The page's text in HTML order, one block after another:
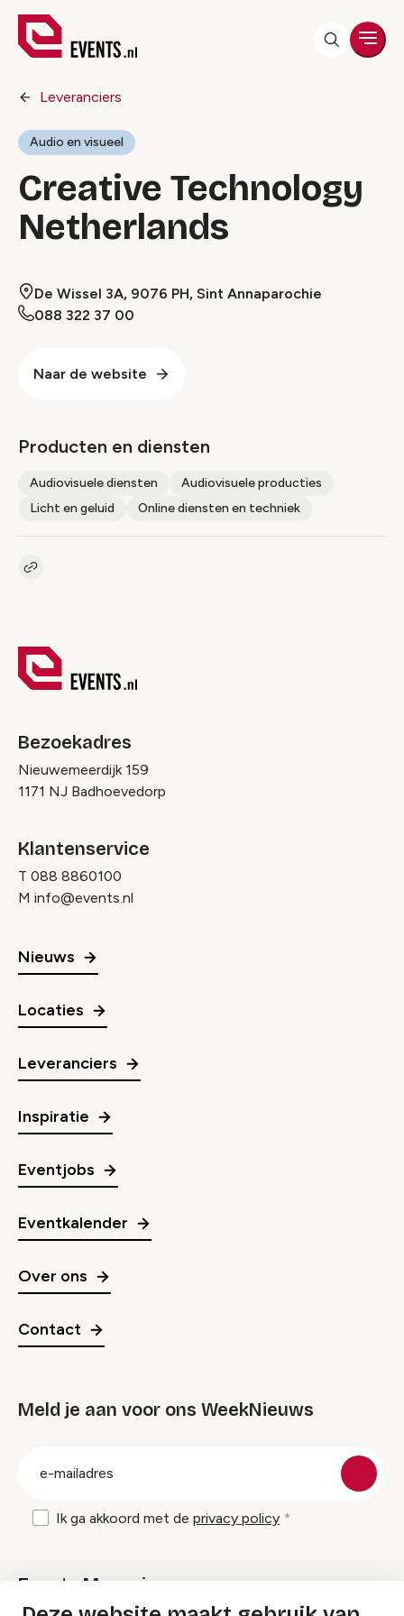
Leveranciers
Audio en visueel
Creative Technology
Netherlands
De Wissel 3A, 9076 PH, Sint Annaparochie
088 322 37 00
Naar de website
Producten en diensten
Audiovisuele diensten
Audiovisuele producties
Licht en geluid
Online diensten en techniek
Kopieer link naar pagina
Bezoekadres
Nieuwemeerdijk 159
1171 NJ Badhoevedorp
Klantenservice
T 088 8860100
M info@events.nl
Nieuws
Locaties
Leveranciers
Inspiratie
Eventjobs
Eventkalender
Over ons
Contact
Meld je aan voor ons WeekNieuws
Ik ga akkoord met de privacy policy
Events Magazine